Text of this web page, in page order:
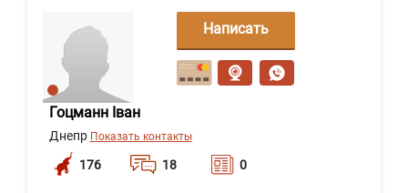
Гоцманн Іван
Днепр Показать контакты
176 18 0
Написать
сообщение